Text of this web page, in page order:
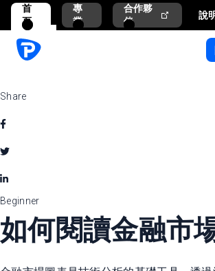
首
頁
專
業
合作夥
伴
Share
Beginner
如何閱讀金融市